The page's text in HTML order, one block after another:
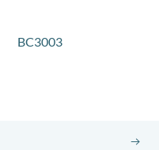
BC3003